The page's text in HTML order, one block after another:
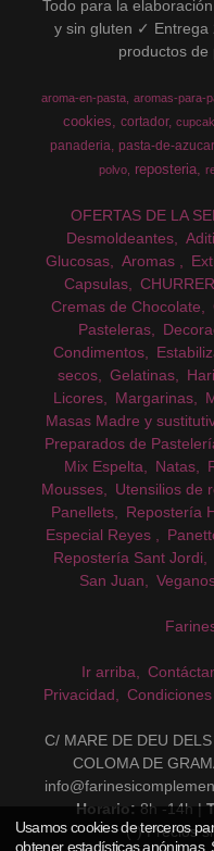
Todo para la
y sin gluten ✓
productos
aroma-en-pasta aromas-para-
cookies cortador
panaderia pasta-de-azucar
polvo
reposteria
OFERTAS DE LA
Desmoldeantes
Glucosas
Aromas
Capsulas
Cremas de Chocolate
Pasteleras
Condimentos
secos
Gelatinas
Licores
Margarinas
Masas Madre y
Preparados de
Mix Espelta
Natas
Mousses
Utensilios de
Panellets
Repostería
Especial Reyes
Repostería Sant Jordi
San Juan
Ir arriba
Privacidad
C/ MARE DE DEU
COLOMA DE
Horario: 8h -14h |
(*) Precios
Usamos cookies de terceros
obtener estadísticas